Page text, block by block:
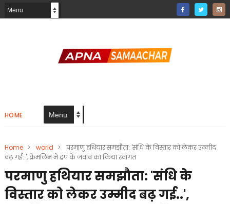
HOME
Home > world >
परमाणु हथियार समझौता: 'संधि के विस्तार को लेकर उम्मीद
बढ़ गई..', क्रेमलिन ने ट्रंप के जवाब का किया स्वागत
परमाणु हथियार समझौता: 'संधि के
विस्तार को लेकर उम्मीद बढ़ गई..',